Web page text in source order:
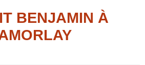
BENJAMIN À